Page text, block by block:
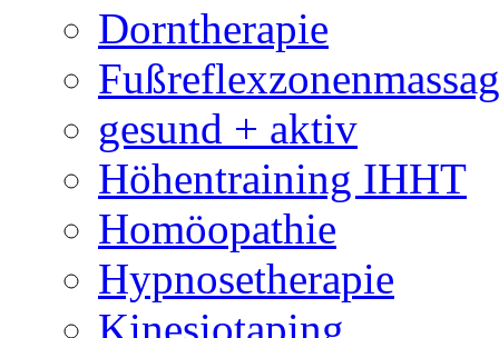
Dorntherapie
gesund + aktiv
Höhentraining IHHT
Homöopathie
Hypnosetherapie
Kinesiotaping